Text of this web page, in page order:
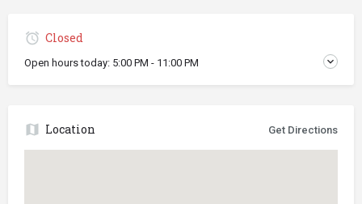
Closed
Open hours today: 5:00 PM - 11:00 PM
Location Get Directions